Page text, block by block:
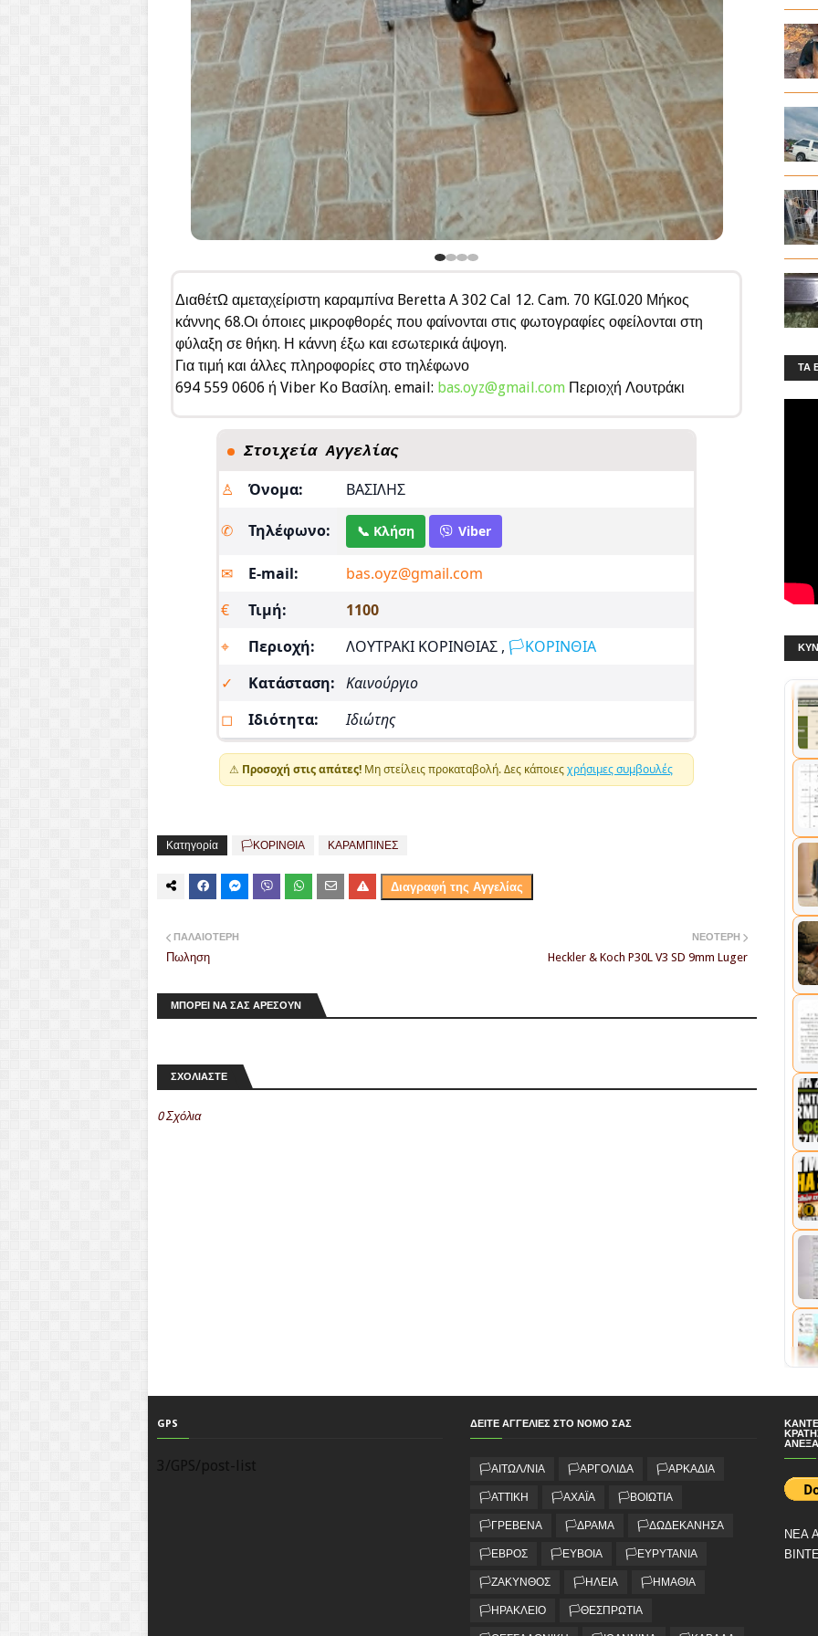
ΔιαθέτΩ αμεταχείριστη καραμπίνα Beretta A 302 Cal 12. Cam. 70 KGI.020 Μήκος
κάννης 68.Οι όποιες μικροφθορές που φαίνονται στις φωτογραφίες οφείλονται στη
φύλαξη σε θήκη. Η κάννη έξω και εσωτερικά άψογη.
Για τιμή και άλλες πληροφορίες στο τηλέφωνο
694 559 0606 ή Viber Κο Βασίλη. email: bas.oyz@gmail.com Περιοχή Λουτράκι
Στοιχεία Αγγελίας
♙ Όνομα: ΒΑΣΙΛΗΣ
✆ Τηλέφωνο: 📞 Κλήση Viber
✉︎ E-mail:
bas.oyz@gmail.com
€
Τιμή:
1100
⌖
Περιοχή: ΛΟΥΤΡΑΚΙ ΚΟΡΙΝΘΙΑΣ ,🏳️ΚΟΡΙΝΘΙΑ
✓
Κατάσταση:
Καινούργιο
◻
Ιδιότητα: Ιδιώτης
⚠ Προσοχή στις απάτες! Μη στείλεις προκαταβολή. Δες κάποιεςχρήσιμες συμβουλές
Κατηγορία 🏳️ΚΟΡΙΝΘΙΑ ΚΑΡΑΜΠΙΝΕΣ
Διαγραφή της Αγγελίας
ΝΕΌΤΕΡΗ
Heckler & Koch P30L V3 SD 9mm Luger
ΠΑΛΑΙΌΤΕΡΗ
Πωληση
ΜΠΟΡΕΙ ΝΑ ΣΑΣ ΑΡΕΣΟΥΝ
ΣΧΟΛΙΑΣΤΕ
0 Σχόλια
ΤΑ
GPS
3/GPS/post-list
ΔΕΊΤΕ ΑΓΓΕΛΊΕΣ ΣΤΟ ΝΟΜΌ ΣΑΣ
🏳️ΑΙΤΩΛ/ΝΙΑ 🏳️ΑΡΓΟΛΙΔΑ 🏳️ΑΡΚΑΔΙΑ
🏳️ΑΤΤΙΚΗ 🏳️ΑΧΑΪΑ 🏳️ΒΟΙΩΤΙΑ
🏳️ΓΡΕΒΕΝΑ 🏳️ΔΡΑΜΑ 🏳️ΔΩΔΕΚΑΝΗΣΑ
🏳️ΕΒΡΟΣ 🏳️ΕΥΒΟΙΑ 🏳️ΕΥΡΥΤΑΝΙΑ
🏳️ΖΑΚΥΝΘΟΣ 🏳️ΗΛΕΙΑ 🏳️ΗΜΑΘΙΑ
🏳️ΗΡΑΚΛΕΙΟ 🏳️ΘΕΣΠΡΩΤΙΑ
ΝΕΑ